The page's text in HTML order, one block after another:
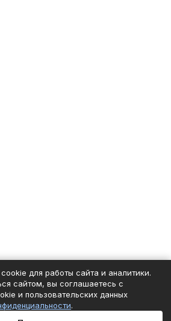
для работы сайта и аналитики.
сайтом, вы соглашаетесь с
и пользовательских данных
.